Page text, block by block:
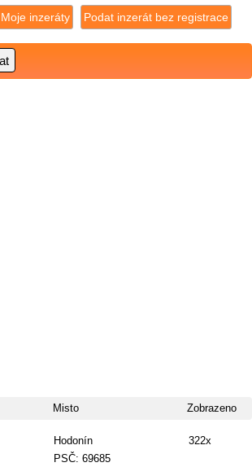
Podat inzerát bez registrace
Moje inzeráty
Misto Zobrazeno
Hodonín
PSČ: 69685
322x